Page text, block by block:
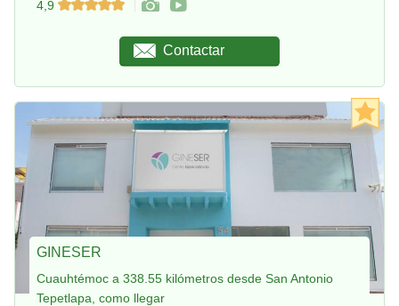
4,9
Contactar
GINESER
Cuauhtémoc a 338.55 kilómetros desde San Antonio
Tepetlapa, como llegar